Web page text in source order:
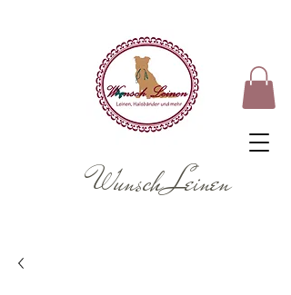
Wunsch Leinen